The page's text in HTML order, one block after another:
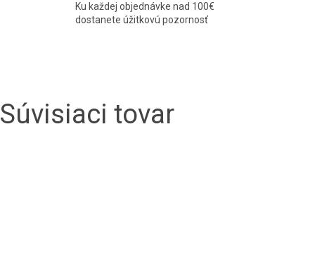
Ku každej objednávke nad 100€
dostanete úžitkovú pozornosť
Súvisiaci tovar